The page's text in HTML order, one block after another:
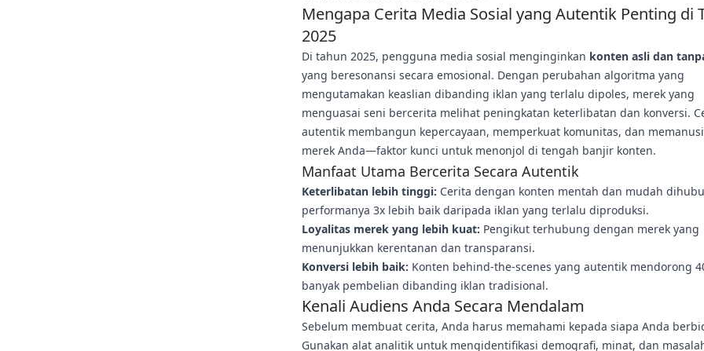
Mengapa Cerita Media Sosial yang Autentik Penting di
2025
Di tahun 2025, pengguna media sosial menginginkan konten asli dan
yang beresonansi secara emosional. Dengan perubahan algoritma yang
mengutamakan keaslian dibanding iklan yang terlalu dipoles, merek yang
menguasai seni bercerita melihat peningkatan keterlibatan dan konversi.
autentik membangun kepercayaan, memperkuat komunitas, dan
merek Anda—faktor kunci untuk menonjol di tengah banjir konten.
Manfaat Utama Bercerita Secara Autentik
Keterlibatan lebih tinggi: Cerita dengan konten mentah dan mudah
performanya 3x lebih baik daripada iklan yang terlalu diproduksi.
Loyalitas merek yang lebih kuat: Pengikut terhubung dengan merek yang
menunjukkan kerentanan dan transparansi.
Konversi lebih baik: Konten behind-the-scenes yang autentik mendorong
banyak pembelian dibanding iklan tradisional.
Kenali Audiens Anda Secara Mendalam
Sebelum membuat cerita, Anda harus memahami kepada siapa Anda
Gunakan alat analitik untuk mengidentifikasi demografi, minat, dan